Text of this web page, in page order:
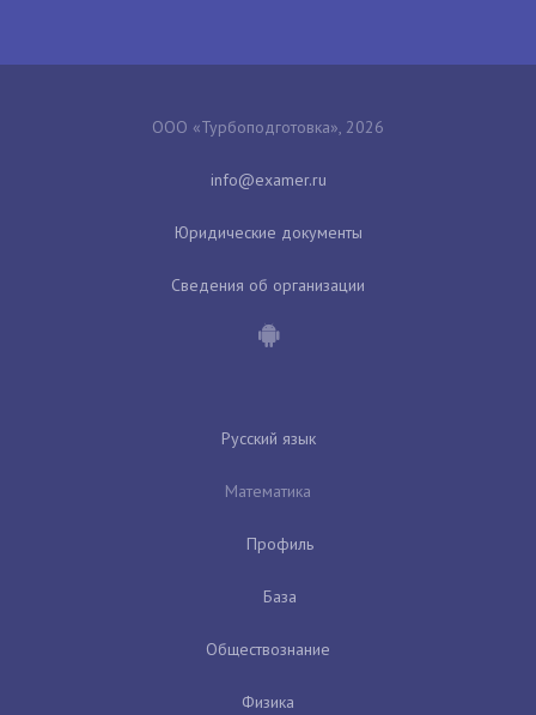
ООО «Турбоподготовка», 2026
Юридические документы
Сведения об организации
Русский язык
Математика
Профиль
База
Обществознание
Физика